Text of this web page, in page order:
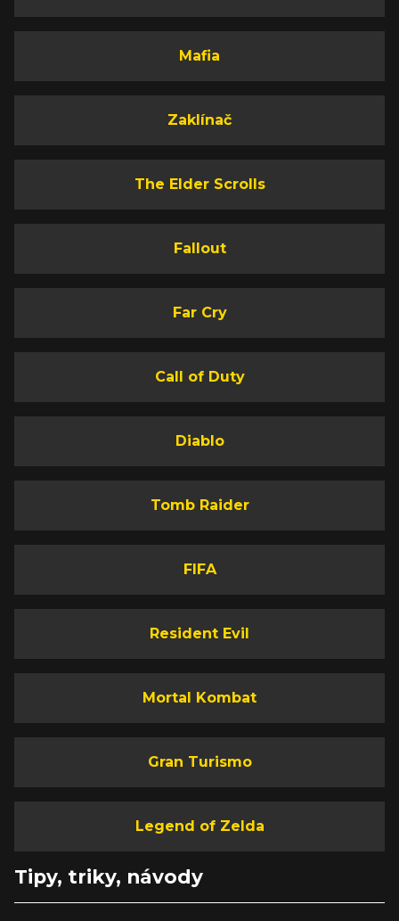
Mafia
Zaklínač
The Elder Scrolls
Fallout
Far Cry
Call of Duty
Diablo
Tomb Raider
FIFA
Resident Evil
Mortal Kombat
Gran Turismo
Legend of Zelda
Tipy, triky, návody